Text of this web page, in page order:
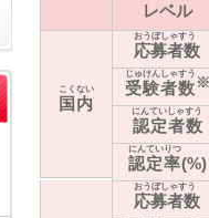
レベル
国内
こくない
応募者数
おうぼしゃすう
受験者数
じゅけんしゃすう
※
認定者数
にんていしゃすう
認定率
にんていりつ
(%)
応募者数
おうぼしゃすう